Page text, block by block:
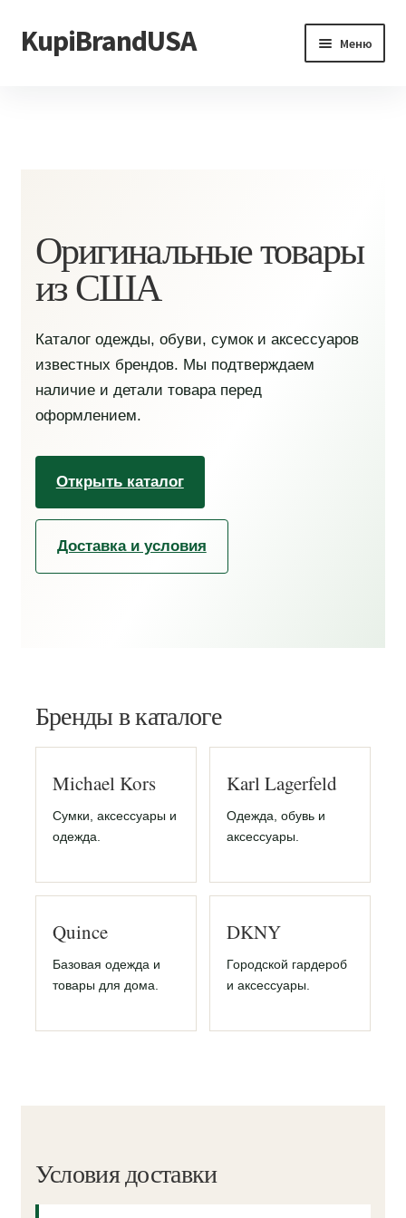
Перейти
к
Перейти
к
KupiBrandUSA Меню
Оригинальные товары
из США
Каталог одежды, обуви, сумок и аксессуаров
известных брендов. Мы подтверждаем
наличие и детали товара перед
оформлением.
Открыть каталог
Доставка и условия
Бренды в каталоге
Michael Kors
Сумки, аксессуары и
одежда.
Karl Lagerfeld
Одежда, обувь и
аксессуары.
Quince
Базовая одежда и
товары для дома.
DKNY
Городской гардероб
и аксессуары.
Условия доставки